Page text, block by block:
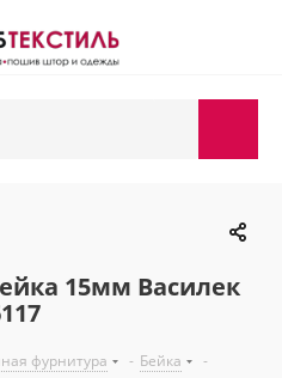
15мм Василек
фурнитура - Бейка
-